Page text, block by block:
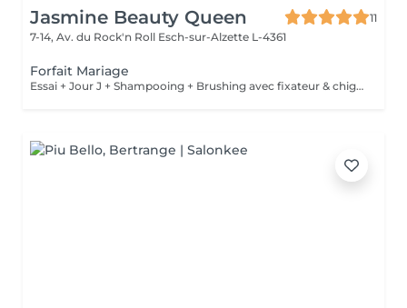
Jasmine Beauty Queen
11
7-14, Av. du Rock'n Roll Esch-sur-Alzette L-4361
Forfait Mariage
Essai + Jour J + Shampooing + Brushing avec fixateur & chignon